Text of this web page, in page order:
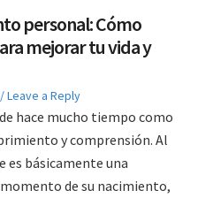
personal: Cómo
mejorar tu vida y
Leave a Reply
hace mucho tiempo como
y comprensión. Al
es básicamente una
de su nacimiento,